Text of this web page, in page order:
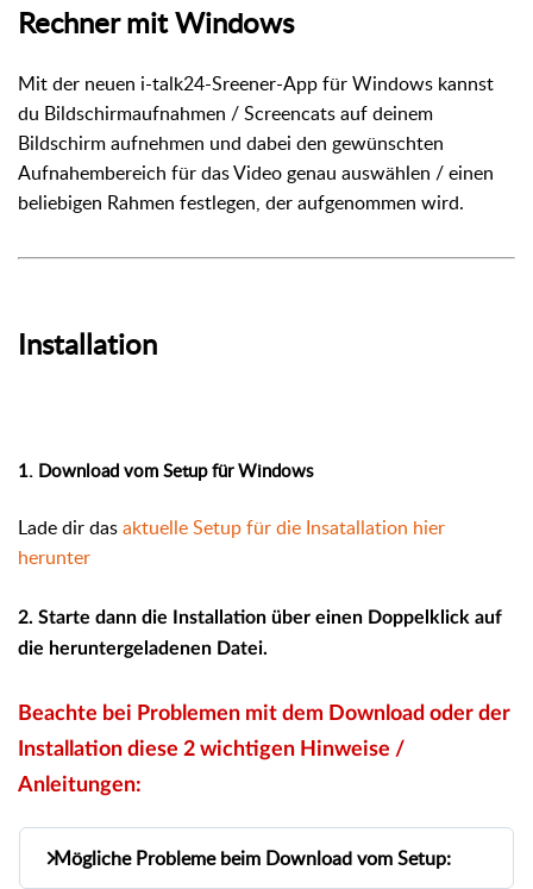
Rechner mit Windows
Mit der neuen i-talk24-Sreener-App für Windows kannst
du Bildschirmaufnahmen / Screencats auf deinem
Bildschirm aufnehmen und dabei den gewünschten
Aufnahembereich für das Video genau auswählen / einen
beliebigen Rahmen festlegen, der aufgenommen wird.
Installation
1. Download vom Setup für Windows
Lade dir dasaktuelle Setup für die Insatallation hier
herunter
2. Starte dann die Installation über einen Doppelklick auf
die heruntergeladenen Datei.
Beachte bei Problemen mit dem Download oder der
Installation diese 2 wichtigen Hinweise /
Anleitungen:
Mögliche Probleme beim Download vom Setup: